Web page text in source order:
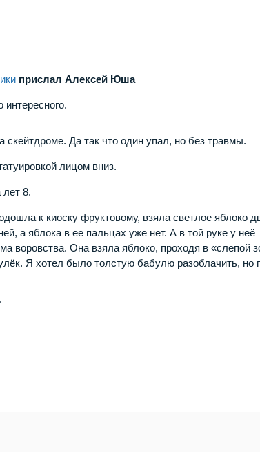
прислал Алексей Юша
скейтдроме. Да так что один упал, но без травмы.
лицом вниз.
8.
к киоску фруктовому, взяла светлое яблоко
а яблока в ее пальцах уже нет. А в той руке у неё
воровства. Она взяла яблоко, проходя в «слепой
Я хотел было толстую бабулю разоблачить, но